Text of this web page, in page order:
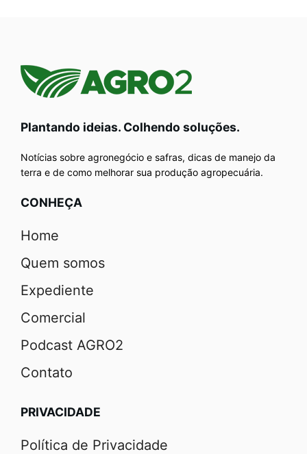
Plantando ideias. Colhendo soluções.
Notícias sobre agronegócio e safras, dicas de manejo da
terra e de como melhorar sua produção agropecuária.
CONHEÇA
Home
Quem somos
Expediente
Comercial
Podcast AGRO2
Contato
PRIVACIDADE
Política de Privacidade